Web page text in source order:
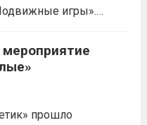
игры».
прошло